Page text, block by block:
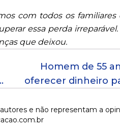
com todos os
essa perda
que deixou.
Homem de 55
oferecer dinheiro
e não representam a